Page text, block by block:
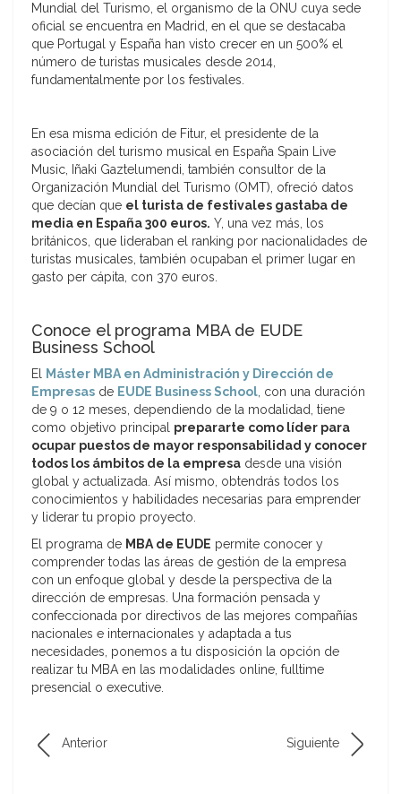
Mundial del Turismo, el organismo de la ONU cuya sede
oficial se encuentra en Madrid, en el que se destacaba
que Portugal y España han visto crecer en un 500% el
número de turistas musicales desde 2014,
fundamentalmente por los festivales.
En esa misma edición de Fitur, el presidente de la
asociación del turismo musical en España Spain Live
Music, Iñaki Gaztelumendi, también consultor de la
Organización Mundial del Turismo (OMT), ofreció datos
que decían que el turista de festivales gastaba de
media en España 300 euros. Y, una vez más, los
británicos, que lideraban el ranking por nacionalidades de
turistas musicales, también ocupaban el primer lugar en
gasto per cápita, con 370 euros.
Conoce el programa MBA de EUDE
Business School
El Máster MBA en Administración y Dirección de
Empresas de EUDE Business School, con una duración
de 9 o 12 meses, dependiendo de la modalidad, tiene
como objetivo principal prepararte como líder para
ocupar puestos de mayor responsabilidad y conocer
todos los ámbitos de la empresa desde una visión
global y actualizada. Así mismo, obtendrás todos los
conocimientos y habilidades necesarias para emprender
y liderar tu propio proyecto.
El programa de MBA de EUDE permite conocer y
comprender todas las áreas de gestión de la empresa
con un enfoque global y desde la perspectiva de la
dirección de empresas. Una formación pensada y
confeccionada por directivos de las mejores compañías
nacionales e internacionales y adaptada a tus
necesidades, ponemos a tu disposición la opción de
realizar tu MBA en las modalidades online, fulltime
presencial o executive.
Anterior Siguiente